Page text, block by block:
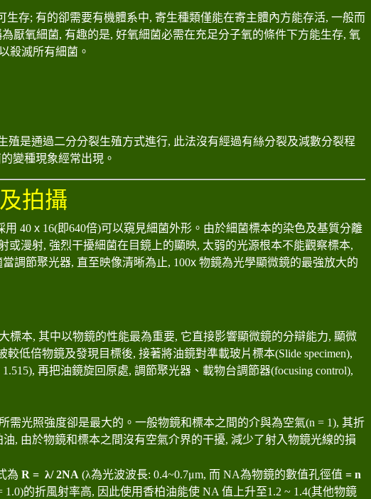
生存; 有的卻需要有機體系中, 寄生種類僅能在寄主體內方能存活, 一般而
厭氧細菌, 有趣的是, 好氧細菌必需在充足分子氧的條件下方能生存, 氧
殺滅所有細菌。
殖是通過二分分裂生殖方式進行, 此法沒有經過有絲分裂及減數分裂程
變種現象經常出現 。
拍攝
用 40 x 16(即640倍)可以窺見細菌外形 。由於細菌標本的染色及基質分離
漫射, 強烈干擾細菌在目鏡上的顯映, 太弱的光源根本不能觀察標本,
調節聚光器, 直至映像清晰為止, 100x 物鏡為光學顯微鏡的最強放大的
標本, 其中以物鏡的性能最為重要, 它直接影響顯微鏡的分辯能力, 顯微
較低倍物鏡及發現目標後, 接著將油鏡對準載玻片標本(Slide specimen),
1.515), 再把油鏡旋回原處, 調節聚光器 、載物台調節器(focusing control),
所需光照強度卻是最大的 。一般物鏡和標本之間的介與為空氣(n = 1), 其折
油, 由於物鏡和標本之間沒有空氣介界的干擾, 減少了射入物鏡光線的損
為 R = λ/ 2NA (λ為光波波長: 0.4~0.7μm, 而 NA為物鏡的數值孔徑值 = n
1.0)的折風射率高, 因此使用香柏油能使 NA 值上升至1.2 ~ 1.4(其他物鏡